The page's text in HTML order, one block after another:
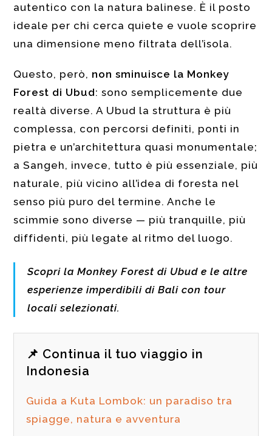
autentico con la natura balinese. È il posto
ideale per chi cerca quiete e vuole scoprire
una dimensione meno filtrata dell’isola.
Questo, però, non sminuisce la Monkey
Forest di Ubud: sono semplicemente due
realtà diverse. A Ubud la struttura è più
complessa, con percorsi definiti, ponti in
pietra e un’architettura quasi monumentale;
a Sangeh, invece, tutto è più essenziale, più
naturale, più vicino all’idea di foresta nel
senso più puro del termine. Anche le
scimmie sono diverse — più tranquille, più
diffidenti, più legate al ritmo del luogo.
Scopri la Monkey Forest di Ubud e le altre
esperienze imperdibili di Bali con tour
locali selezionati.
📌 Continua il tuo viaggio in
Indonesia
Guida a Kuta Lombok: un paradiso tra
spiagge, natura e avventura